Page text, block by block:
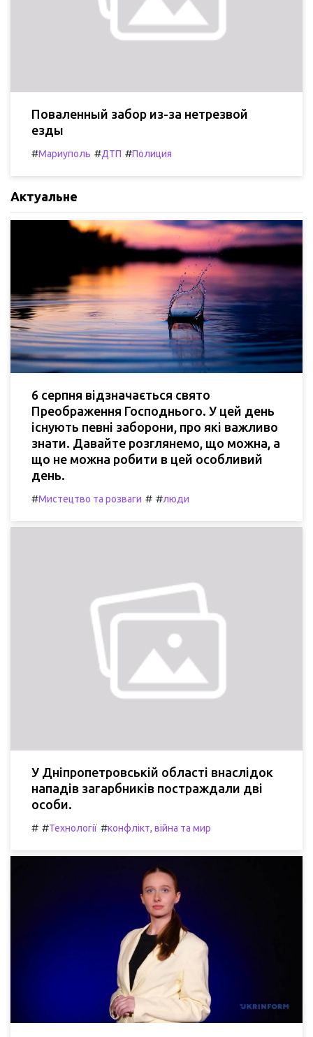
Поваленный забор из-за нетрезвой
езды
#Мариуполь #ДТП #Полиция
Актуальне
6 серпня відзначається свято
Преображення Господнього. У цей день
існують певні заборони, про які важливо
знати. Давайте розглянемо, що можна, а
що не можна робити в цей особливий
день.
#Мистецтво та розваги # #люди
У Дніпропетровській області внаслідок
нападів загарбників постраждали дві
особи.
# #Технології #конфлікт, війна та мир